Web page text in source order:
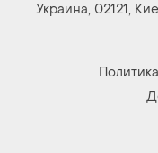
Украина, 02121,